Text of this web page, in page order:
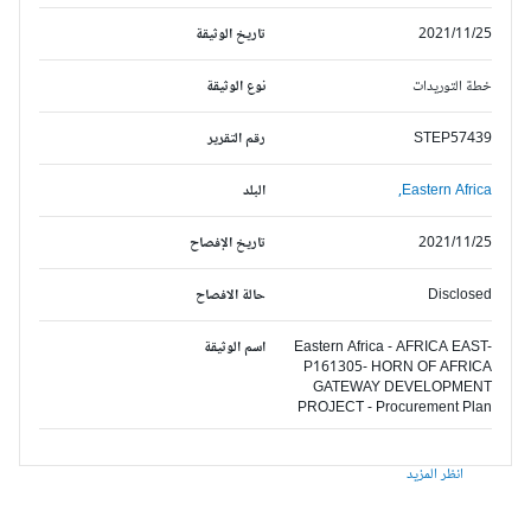
تاريخ الوثيقة 2021/11/25
نوع الوثيقة خطة التوريدات
رقم التقرير STEP57439
البلد Eastern Africa,
تاريخ الإفصاح 2021/11/25
حالة الافصاح Disclosed
اسم الوثيقة
Eastern Africa - AFRICA EAST-
P161305- HORN OF AFRICA
GATEWAY DEVELOPMENT
PROJECT - Procurement Plan
انظر المزيد